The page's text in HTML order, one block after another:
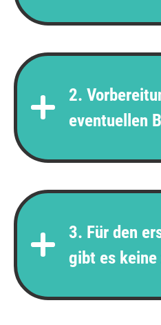
2.
eventuellen
3. Für den
gibt es keine